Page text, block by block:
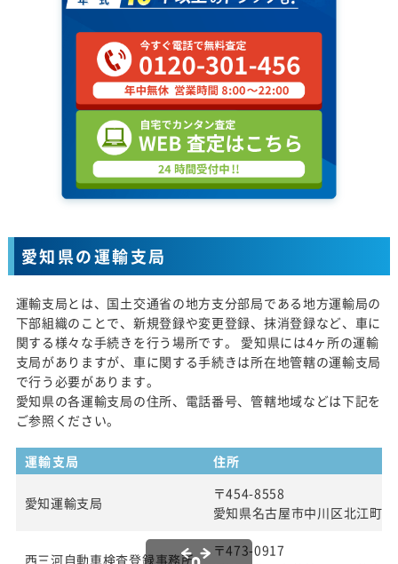
愛知県の運輸支局
運輸支局とは、国土交通省の地方支分部局である地方運輸局の
下部組織のことで、新規登録や変更登録、抹消登録など、車に
関する様々な手続きを行う場所です。 愛知県には4ヶ所の運輸
支局がありますが、車に関する手続きは所在地管轄の運輸支局
で行う必要があります。
愛知県の各運輸支局の住所、電話番号、管轄地域などは下記を
ご参照ください。
運輸支局 住所
愛知運輸支局
〒454-8558
愛知県名古屋市中川区北江町1
西三河自動車検査登録事務所
〒473-0917